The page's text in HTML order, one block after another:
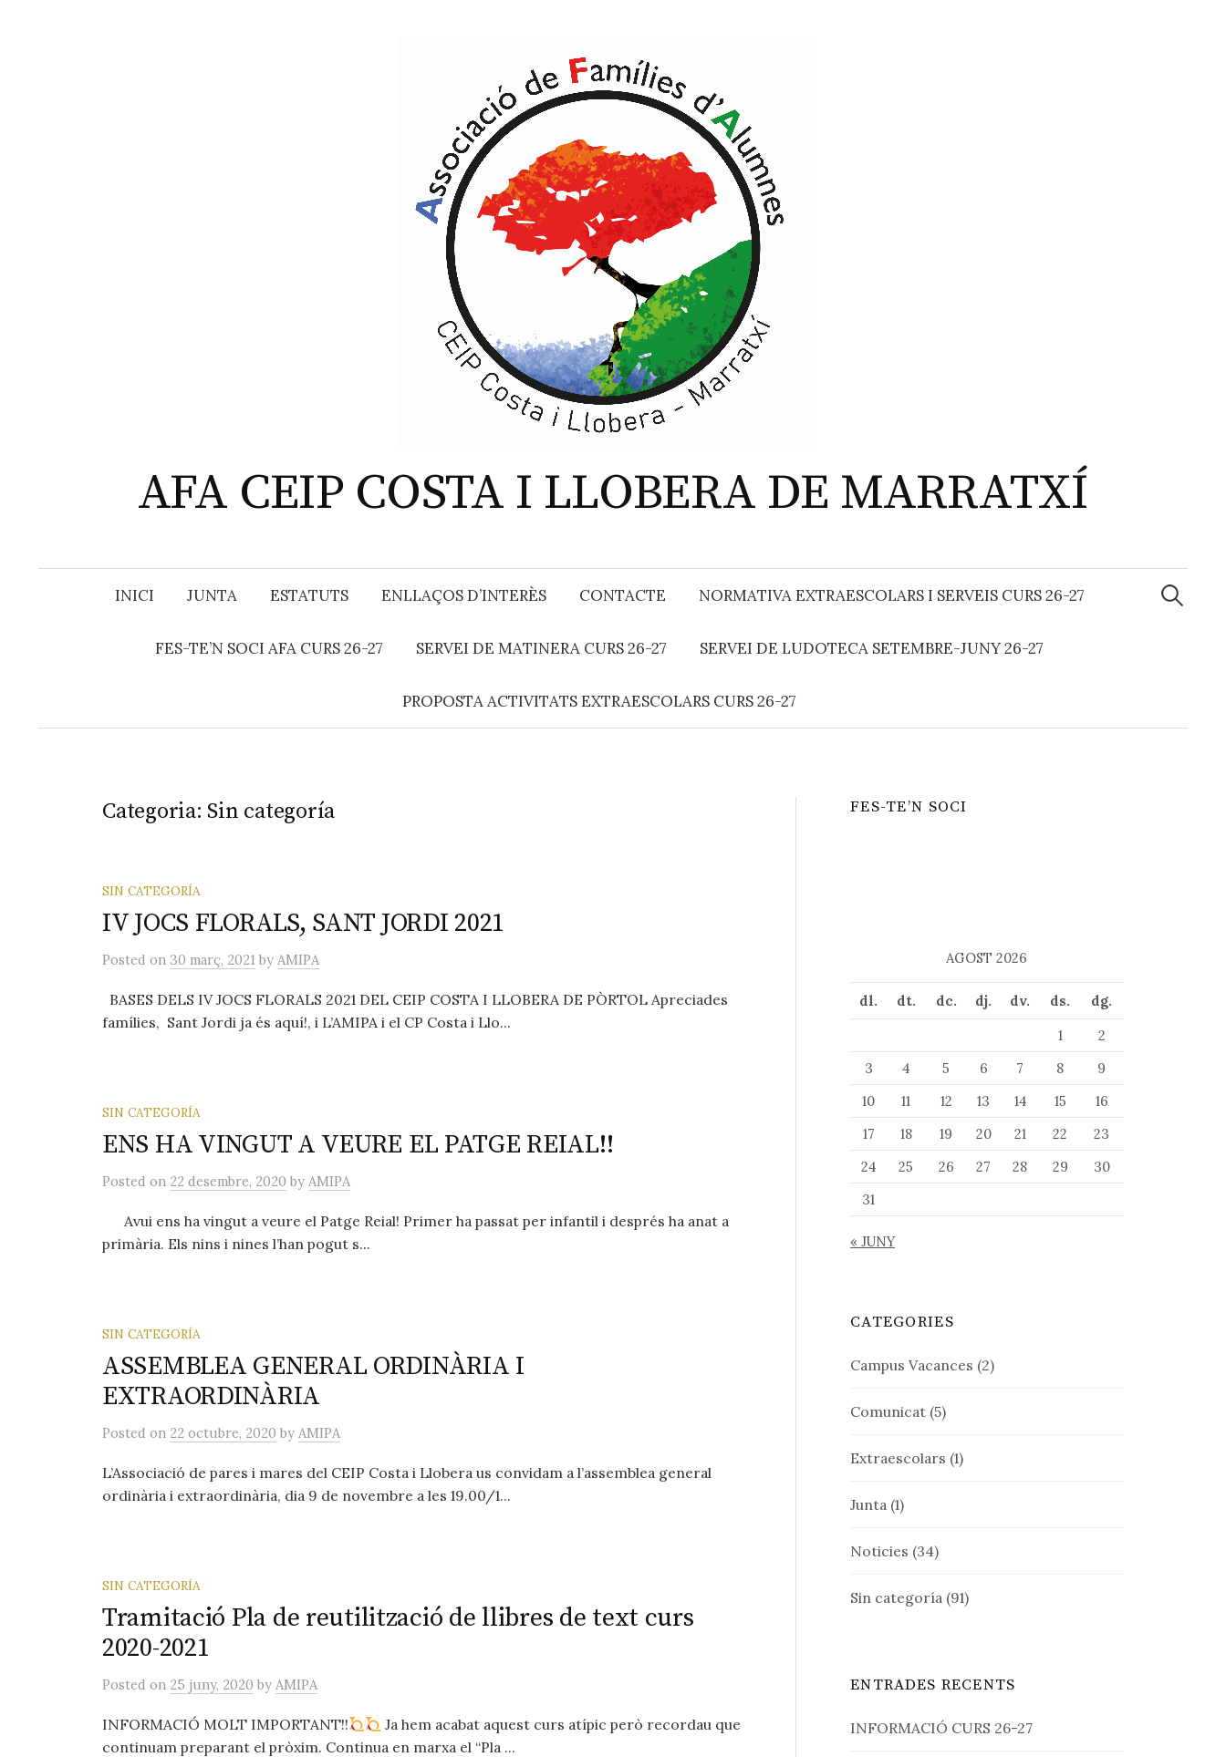
AFA CEIP COSTA I LLOBERA DE MARRATXÍ
INICI JUNTA ESTATUTS ENLLAÇOS D’INTERÈS CONTACTE NORMATIVA EXTRAESCOLARS I SERVEIS CURS 26-27
FES-TE’N SOCI AFA CURS 26-27 SERVEI DE MATINERA CURS 26-27 SERVEI DE LUDOTECA SETEMBRE-JUNY 26-27
PROPOSTA ACTIVITATS EXTRAESCOLARS CURS 26-27
C
Categoria: Sin categoría
SIN CATEGORÍA
IV JOCS FLORALS, SANT JORDI 2021
Posted on 30 març, 2021 by AMIPA
BASES DELS IV JOCS FLORALS 2021 DEL CEIP COSTA I LLOBERA DE PÒRTOL Apreciades
famílies, Sant Jordi ja és aquí!, i L’AMIPA i el CP Costa i Llo...
SIN CATEGORÍA
ENS HA VINGUT A VEURE EL PATGE REIAL!!
Posted on 22 desembre, 2020 by AMIPA
Avui ens ha vingut a veure el Patge Reial! Primer ha passat per infantil i després ha anat a
primària. Els nins i nines l’han pogut s...
SIN CATEGORÍA
ASSEMBLEA GENERAL ORDINÀRIA I
EXTRAORDINÀRIA
Posted on 22 octubre, 2020 by AMIPA
L’Associació de pares i mares del CEIP Costa i Llobera us convidam a l’assemblea general
ordinària i extraordinària, dia 9 de novembre a les 19.00/1...
SIN CATEGORÍA
Tramitació Pla de reutilització de llibres de text curs
2020-2021
Posted on 25 juny, 2020 by AMIPA
INFORMACIÓ MOLT IMPORTANT!!
Ja hem acabat aquest curs atípic però recordau que
continuam preparant el pròxim. Continua en marxa el “Pla ...
FES-TE’N SOCI
AGOST 2026
dl. dt. dc. dj. dv. ds. dg.
« JUNY
1
2
3
4 5 6 7 8
9
10
11 12 13 14 15
16
17
18 19 20 21 22
23
24
25 26 27 28 29
30
31
CATEGORIES
Campus Vacances (2)
Comunicat (5)
Extraescolars (1)
Junta (1)
Noticies (34)
Sin categoría (91)
ENTRADES RECENTS
INFORMACIÓ CURS 26-27